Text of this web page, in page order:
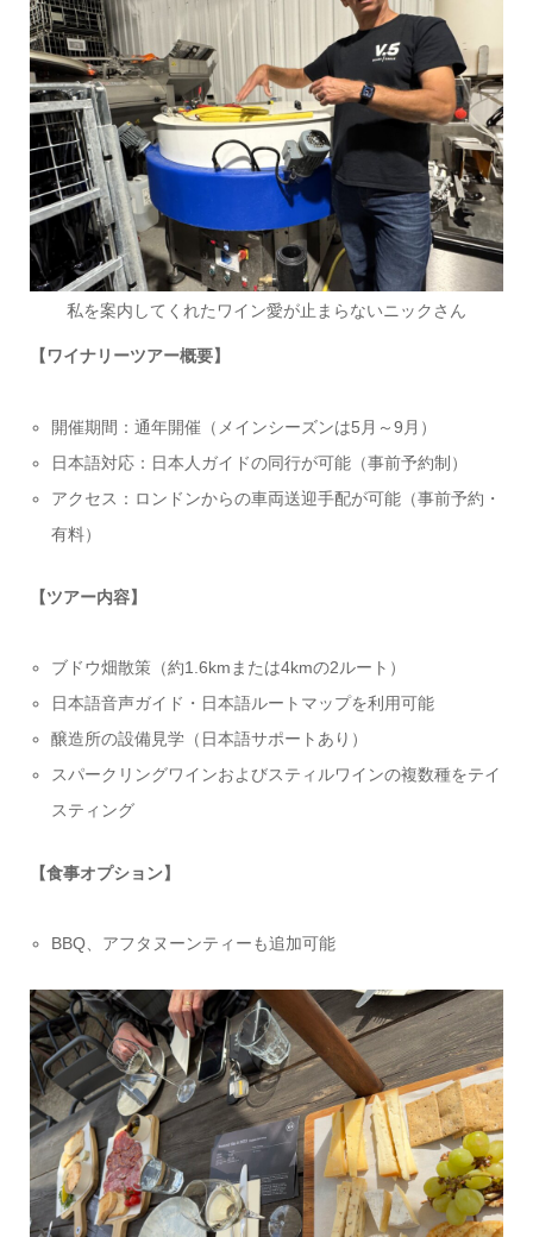
私を案内してくれたワイン愛が止まらないニックさん
【ワイナリーツアー概要】
開催期間：通年開催（メインシーズンは5月～9月）
日本語対応：日本人ガイドの同行が可能（事前予約制）
アクセス：ロンドンからの車両送迎手配が可能（事前予約・
有料）
【ツアー内容】
ブドウ畑散策（約1.6kmまたは4kmの2ルート）
日本語音声ガイド・日本語ルートマップを利用可能
醸造所の設備見学（日本語サポートあり）
スパークリングワインおよびスティルワインの複数種をテイ
スティング
【食事オプション】
BBQ、アフタヌーンティーも追加可能